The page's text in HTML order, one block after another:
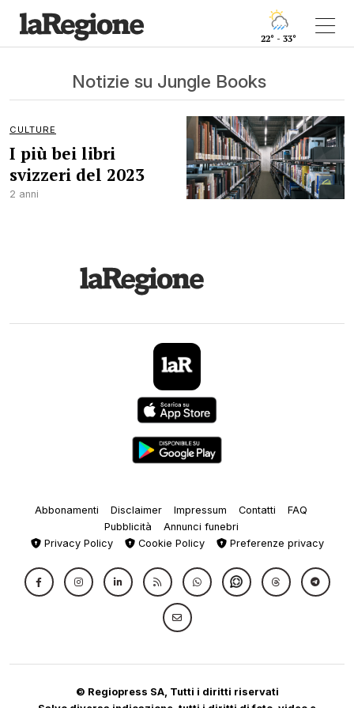
22° - 33°
Notizie su Jungle Books
CULTURE
I più bei libri
svizzeri del 2023
2 anni
Abbonamenti Disclaimer Impressum Contatti
FAQ
Pubblicità
Annunci funebri
Privacy Policy
Cookie Policy Preferenze privacy
© Regiopress SA, Tutti i diritti riservati